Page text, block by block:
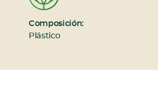
Composición:
Plástico